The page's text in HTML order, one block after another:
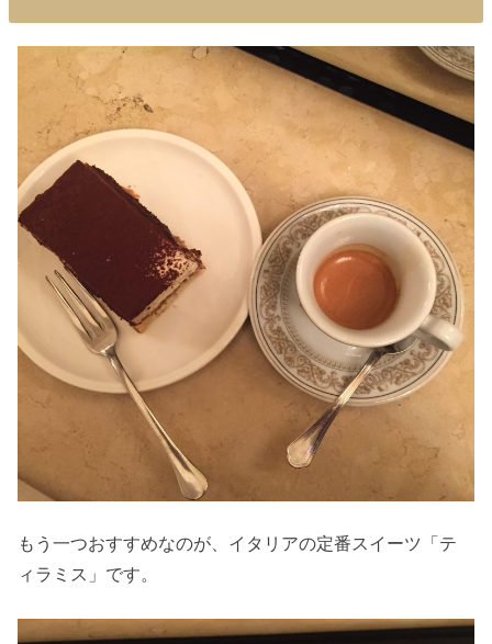
もう一つおすすめなのが、イタリアの定番スイーツ「テ
ィラミス」です。